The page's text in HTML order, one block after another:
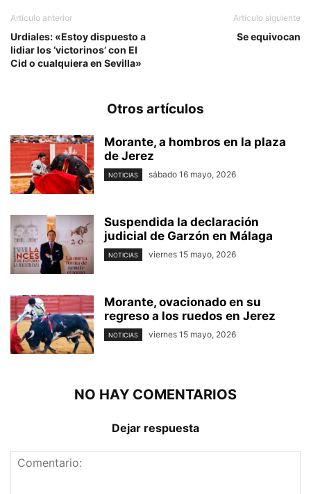
Artículo anterior
Urdiales: «Estoy dispuesto a
lidiar los ‘victorinos’ con El
Cid o cualquiera en Sevilla»
Artículo siguiente
Se equivocan
Otros artículos
Morante, a hombros en la plaza
de Jerez
NOTICIAS sábado 16 mayo, 2026
Suspendida la declaración
judicial de Garzón en Málaga
NOTICIAS viernes 15 mayo, 2026
Morante, ovacionado en su
regreso a los ruedos en Jerez
NOTICIAS viernes 15 mayo, 2026
NO HAY COMENTARIOS
Dejar respuesta